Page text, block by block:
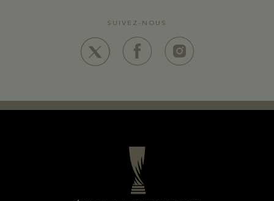
SUIVEZ-NOUS